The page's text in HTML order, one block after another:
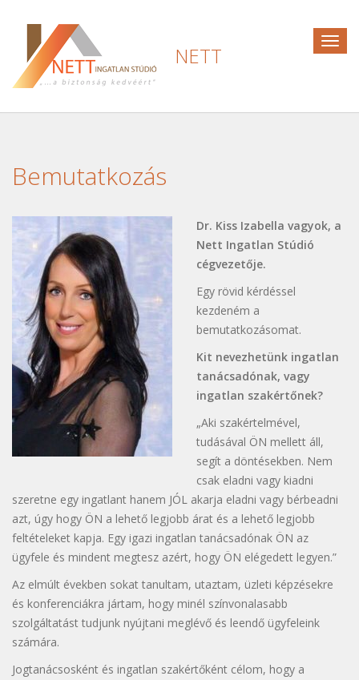
NETT
Bemutatkozás
Dr. Kiss Izabella vagyok, a
Nett Ingatlan Stúdió
cégvezetője.
Egy rövid kérdéssel
kezdeném a
bemutatkozásomat.
Kit nevezhetünk ingatlan
tanácsadónak, vagy
ingatlan szakértőnek?
„Aki szakértelmével,
tudásával ÖN mellett áll,
segít a döntésekben. Nem
csak eladni vagy kiadni
szeretne egy ingatlant hanem JÓL akarja eladni vagy bérbeadni
azt, úgy hogy ÖN a lehető legjobb árat és a lehető legjobb
feltételeket kapja. Egy igazi ingatlan tanácsadónak ÖN az
ügyfele és mindent megtesz azért, hogy ÖN elégedett legyen.”
Az elmúlt években sokat tanultam, utaztam, üzleti képzésekre
és konferenciákra jártam, hogy minél színvonalasabb
szolgáltatást tudjunk nyújtani meglévő és leendő ügyfeleink
számára.
Jogtanácsosként és ingatlan szakértőként célom, hogy a